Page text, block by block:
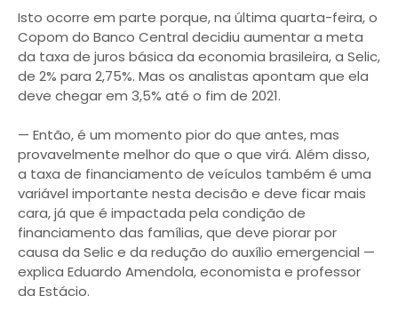
Isto ocorre em parte porque, na última quarta-feira, o
Copom do Banco Central decidiu aumentar a meta
da taxa de juros básica da economia brasileira, a Selic,
de 2% para 2,75%. Mas os analistas apontam que ela
deve chegar em 3,5% até o fim de 2021.
— Então, é um momento pior do que antes, mas
provavelmente melhor do que o que virá. Além disso,
a taxa de financiamento de veículos também é uma
variável importante nesta decisão e deve ficar mais
cara, já que é impactada pela condição de
financiamento das famílias, que deve piorar por
causa da Selic e da redução do auxílio emergencial —
explica Eduardo Amendola, economista e professor
da Estácio.